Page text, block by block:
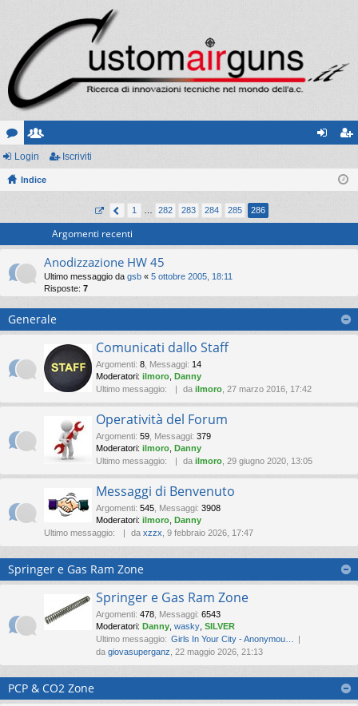
or
u
sc
ritt riv
Login Iscriviti
Indice
1 282 283 284 285 286
Argomenti recenti
Anodizzazione HW 45
Ultimo messaggio da gsb « 5 ottobre 2005, 18:11
Risposte: 7
Generale
Comunicati dallo Staff
Argomenti: 8 Messaggi: 14
Moderatori: ilmoro Danny
Ultimo messaggio:
da ilmoro , 27 marzo 2016, 17:42
Operatività del Forum
Argomenti: 59 Messaggi: 379
Moderatori: ilmoro Danny
Ultimo messaggio:
da ilmoro , 29 giugno 2020, 13:05
Messaggi di Benvenuto
Argomenti: 545 Messaggi: 3908
Moderatori: ilmoro Danny
Ultimo messaggio:
da xzzx , 9 febbraio 2026, 17:47
Springer e Gas Ram Zone
Springer e Gas Ram Zone
Argomenti: 478 Messaggi: 6543
Moderatori: Danny wasky SILVER
Ultimo messaggio: Girls In Your City - Anonymou…
da giovasuperganz , 22 maggio 2026, 21:13
PCP & CO2 Zone